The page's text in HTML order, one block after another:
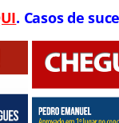
. Casos de